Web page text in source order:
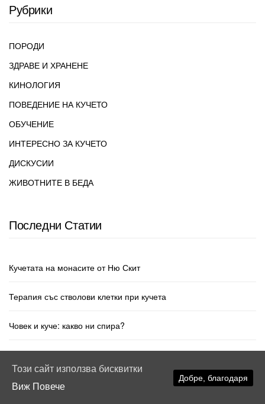
Рубрики
ПОРОДИ
ЗДРАВЕ И ХРАНЕНЕ
КИНОЛОГИЯ
ПОВЕДЕНИЕ НА КУЧЕТО
ОБУЧЕНИЕ
ИНТЕРЕСНО ЗА КУЧЕТО
ДИСКУСИИ
ЖИВОТНИТЕ В БЕДА
Последни Статии
Кучетата на монасите от Ню Скит
Терапия със стволови клетки при кучета
Човек и куче: какво ни спира?
Този сайт използва бисквитки
Виж Повече
Добре, благодаря